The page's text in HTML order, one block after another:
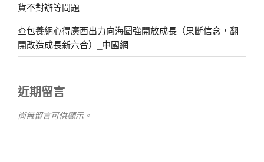
貨不對辦等問題
查包養網心得廣西出力向海圖強開放成長（果斷信念，翻
開改造成長新六合）_中國網
近期留言
尚無留言可供顯示。